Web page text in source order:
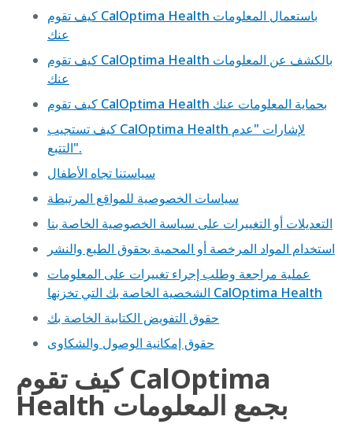
كيف تقوم CalOptima Health باستعمال المعلومات
عنك
كيف تقوم CalOptima Health بالكشف عن المعلومات
عنك
كيف تقوم CalOptima Health بحماية المعلومات عنك
كيف تستجيب CalOptima Health لإشارات "عدم
التتبع".
سياستنا تجاه الأطفال
سياسات الخصوصية للمواقع المرتبطة
التعديلات أو التغييرات على سياسة الخصوصية الخاصة بنا
استخدام المواد المرخصة أو المحمية بحقوق الطبع والنشر
عملية مراجعة وطلب إجراء تغييرات على المعلومات
الشخصية الخاصة بك التي تخزنها CalOptima Health
حقوق التفويض الكتابية الخاصة بك
حقوق إمكانية الوصول والشكاوى
كيف تقوم CalOptima
Health بجمع المعلومات